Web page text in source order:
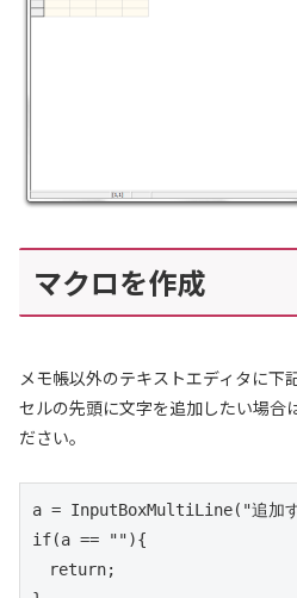
マクロを作成
メモ帳以外のテキストエディタに下
セルの先頭に文字を追加したい場合
ださい。
a = InputBoxMultiLine("追加す
if(a == ""){
return;